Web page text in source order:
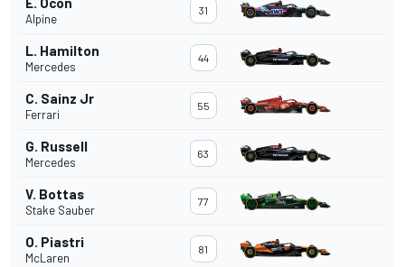
Alpine
31
L. Hamilton
Mercedes
44
C. Sainz Jr
Ferrari
55
G. Russell
Mercedes
63
V. Bottas
Stake Sauber
77
O. Piastri
McLaren
81